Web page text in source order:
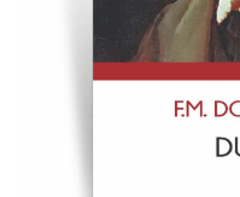
Contemporana